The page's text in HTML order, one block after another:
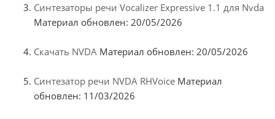
Синтезаторы речи Vocalizer Expressive 1.1 для Nvda
Материал обновлен: 20/05/2026
Скачать NVDA Материал обновлен: 20/05/2026
Синтезатор речи NVDA RHVoice Материал
обновлен: 11/03/2026